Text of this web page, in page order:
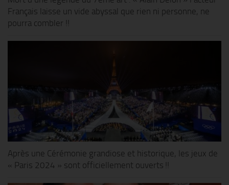
Français laisse un vide abyssal que rien ni personne, ne
pourra combler !!
Après une Cérémonie grandiose et historique, les jeux de
« Paris 2024 » sont officiellement ouverts !!